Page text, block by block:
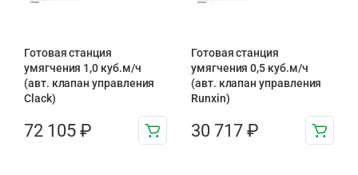
Готовая станция
умягчения 1,0 куб.м/ч
(авт. клапан управления
Clack)
72 105 ₽
Готовая станция
умягчения 0,5 куб.м/ч
(авт. клапан управления
Runxin)
30 717 ₽